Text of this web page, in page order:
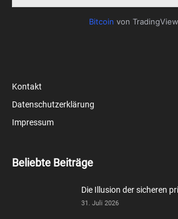
Bitcoin von TradingView
Kontakt
Datenschutzerklärung
Impressum
Beliebte Beiträge
Die Illusion der sicheren
31. Juli 2026